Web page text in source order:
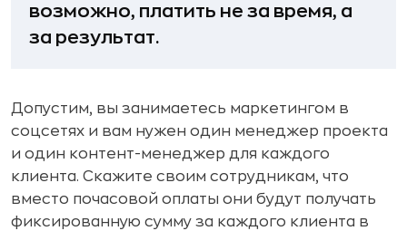
возможно, платить не за время, а
за результат.
Допустим, вы занимаетесь маркетингом в
соцсетях и вам нужен один менеджер проекта
и один контент-менеджер для каждого
клиента. Скажите своим сотрудникам, что
вместо почасовой оплаты они будут получать
фиксированную сумму за каждого клиента в